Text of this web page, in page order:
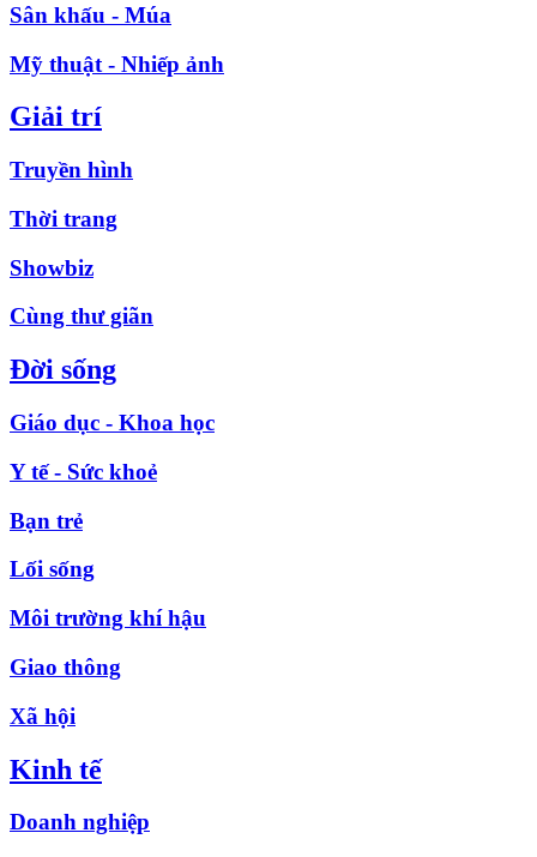
Sân khấu - Múa
Mỹ thuật - Nhiếp ảnh
Giải trí
Truyền hình
Thời trang
Showbiz
Cùng thư giãn
Đời sống
Giáo dục - Khoa học
Y tế - Sức khoẻ
Bạn trẻ
Lối sống
Môi trường khí hậu
Giao thông
Xã hội
Kinh tế
Doanh nghiệp